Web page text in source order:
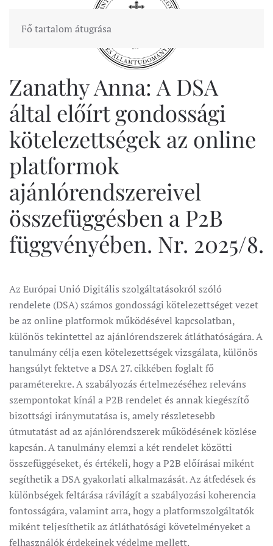
Fő tartalom átugrása
Zanathy Anna: A DSA
által előírt gondossági
kötelezettségek az online
platformok
ajánlórendszereivel
összefüggésben a P2B
függvényében. Nr. 2025/8.
Az Európai Unió Digitális szolgáltatásokról szóló
rendelete (DSA) számos gondossági kötelezettséget vezet
be az online platformok működésével kapcsolatban,
különös tekintettel az ajánlórendszerek átláthatóságára. A
tanulmány célja ezen kötelezettségek vizsgálata, különös
hangsúlyt fektetve a DSA 27. cikkében foglalt fő
paraméterekre. A szabályozás értelmezéséhez releváns
szempontokat kínál a P2B rendelet és annak kiegészítő
bizottsági iránymutatása is, amely részletesebb
útmutatást ad az ajánlórendszerek működésének közlése
kapcsán. A tanulmány elemzi a két rendelet közötti
összefüggéseket, és értékeli, hogy a P2B előírásai miként
segíthetik a DSA gyakorlati alkalmazását. Az átfedések és
különbségek feltárása rávilágít a szabályozási koherencia
fontosságára, valamint arra, hogy a platformszolgáltatók
miként teljesíthetik az átláthatósági követelményeket a
felhasználók érdekeinek védelme mellett.